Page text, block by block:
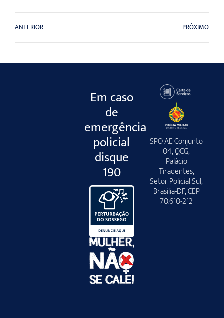
ANTERIOR PRÓXIMO
Em caso
de
emergência
policial
disque
190
SPO AE Conjunto
04, QCG,
Palácio
Tiradentes,
Setor Policial Sul,
Brasília-DF, CEP
70.610-212